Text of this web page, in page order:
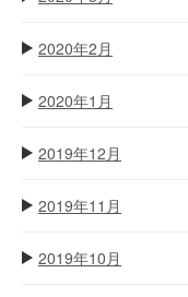
2020年2月
2020年1月
2019年12月
2019年11月
2019年10月